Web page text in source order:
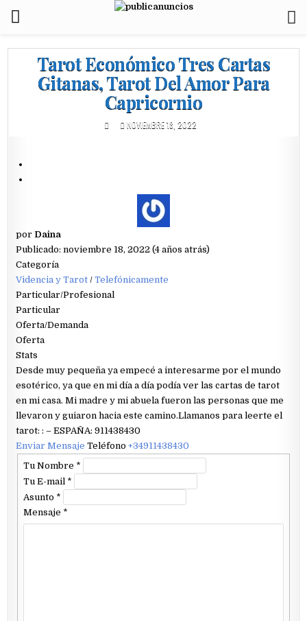
Tarot Económico Tres Cartas
Gitanas, Tarot Del Amor Para
Capricornio
NOVIEMBRE 18, 2022
por Daina
Publicado: noviembre 18, 2022 (4 años atrás)
Categoría
Videncia y Tarot /Telefónicamente
Particular/Profesional
Particular
Oferta/Demanda
Oferta
Stats
Desde muy pequeña ya empecé a interesarme por el mundo
esotérico, ya que en mi día a día podía ver las cartas de tarot
en mi casa. Mi madre y mi abuela fueron las personas que me
llevaron y guiaron hacia este camino.Llamanos para leerte el
tarot: : – ESPAÑA: 911438430
Enviar MensajeTeléfono+34911438430
Tu Nombre *
Tu E-mail *
Asunto *
Mensaje *